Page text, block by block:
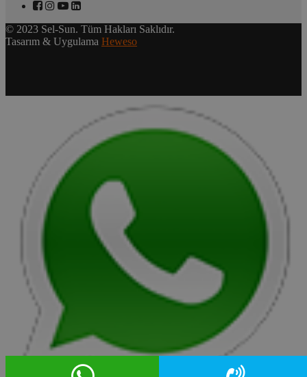
© 2023 Sel-Sun. Tüm Hakları Saklıdır.
Tasarım & Uygulama Heweso